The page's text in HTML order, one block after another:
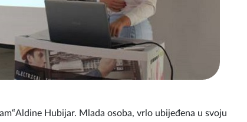
Hubijar. Mlada osoba, vrlo ubijeđena u svoju